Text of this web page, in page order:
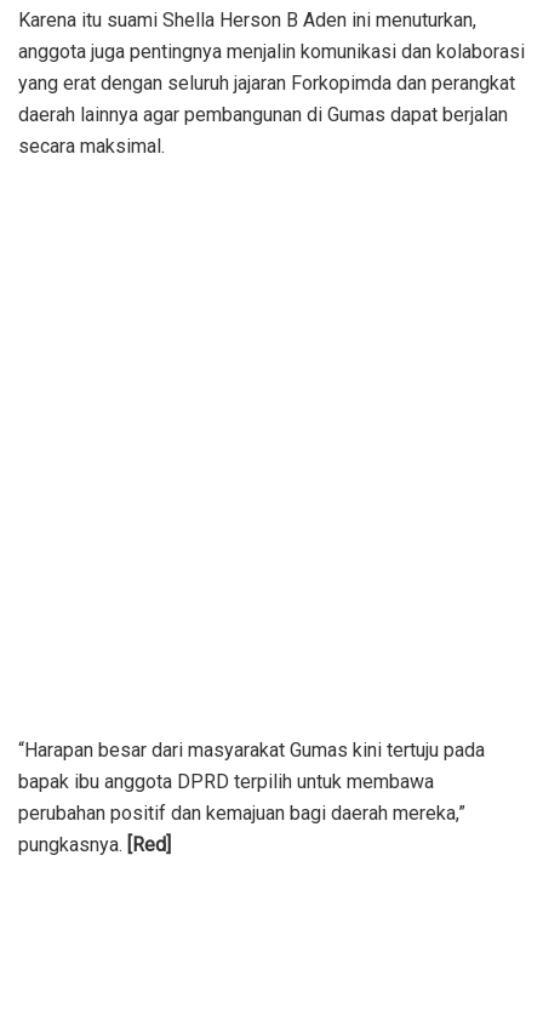
Karena itu suami Shella Herson B Aden ini menuturkan,
anggota juga pentingnya menjalin komunikasi dan kolaborasi
yang erat dengan seluruh jajaran Forkopimda dan perangkat
daerah lainnya agar pembangunan di Gumas dapat berjalan
secara maksimal.
“Harapan besar dari masyarakat Gumas kini tertuju pada
bapak ibu anggota DPRD terpilih untuk membawa
perubahan positif dan kemajuan bagi daerah mereka,”
pungkasnya. [Red]